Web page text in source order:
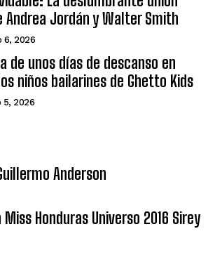
Jordán y Walter Smith
6, 2026
de unos días de descanso en
niños bailarines de Ghetto Kids
5, 2026
Anderson
Honduras Universo 2016 Sirey